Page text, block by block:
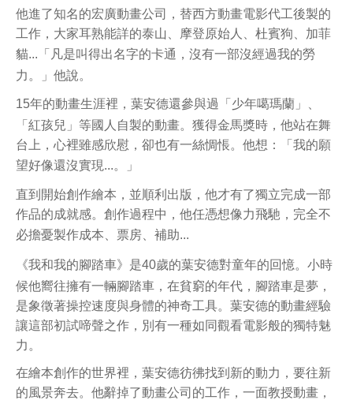
他進了知名的宏廣動畫公司，替西方動畫電影代工後製的
工作，大家耳熟能詳的泰山、摩登原始人、杜賓狗、加菲
貓... 「凡是叫得出名字的卡通，沒有一部沒經過我的勞
力。」他說。
15年的動畫生涯裡，葉安德還參與過「少年噶瑪蘭」、
「紅孩兒」等國人自製的動畫。獲得金馬獎時，他站在舞
台上，心裡雖感欣慰，卻也有一絲惆悵。他想：「我的願
望好像還沒實現...。」
直到開始創作繪本，並順利出版，他才有了獨立完成一部
作品的成就感。創作過程中，他任憑想像力飛馳，完全不
必擔憂製作成本、票房、補助...
《我和我的腳踏車》是40歲的葉安德對童年的回憶。小時
候他嚮往擁有一輛腳踏車，在貧窮的年代，腳踏車是夢，
是象徵著操控速度與身體的神奇工具。葉安德的動畫經驗
讓這部初試啼聲之作，別有一種如同觀看電影般的獨特魅
力。
在繪本創作的世界裡，葉安德彷彿找到新的動力，要往新
的風景奔去。他辭掉了動畫公司的工作，一面教授動畫，